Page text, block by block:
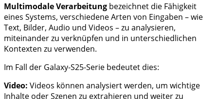
Multimodale Verarbeitung bezeichnet die Fähigkeit
eines Systems, verschiedene Arten von Eingaben – wie
Text, Bilder, Audio und Videos – zu analysieren,
miteinander zu verknüpfen und in unterschiedlichen
Kontexten zu verwenden.
Im Fall der Galaxy-S25-Serie bedeutet dies:
Video: Videos können analysiert werden, um wichtige
Inhalte oder Szenen zu extrahieren und weiter zu